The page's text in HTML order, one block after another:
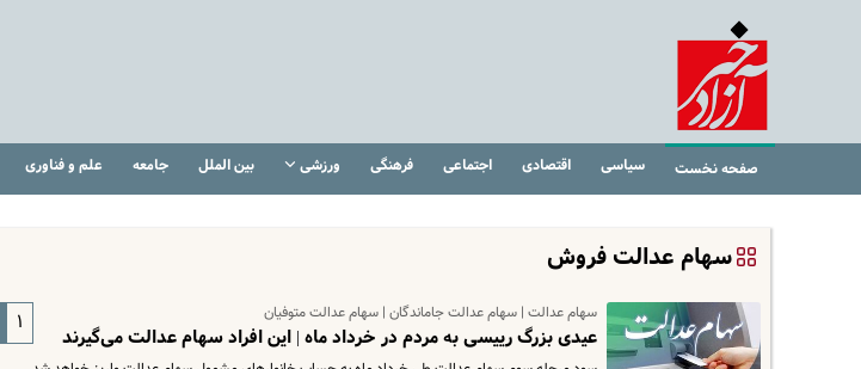
صفحه نخست سیاسی اقتصادی اجتماعی فرهنگی ورزشی بین الملل جامعه علم و فناوری
سهام عدالت فروش
سهام عدالت | سهام عدالت جاماندگان | سهام عدالت متوفیان
عیدی بزرگ رییسی به مردم در خرداد ماه | این افراد سهام عدالت می‌گیرند ۱